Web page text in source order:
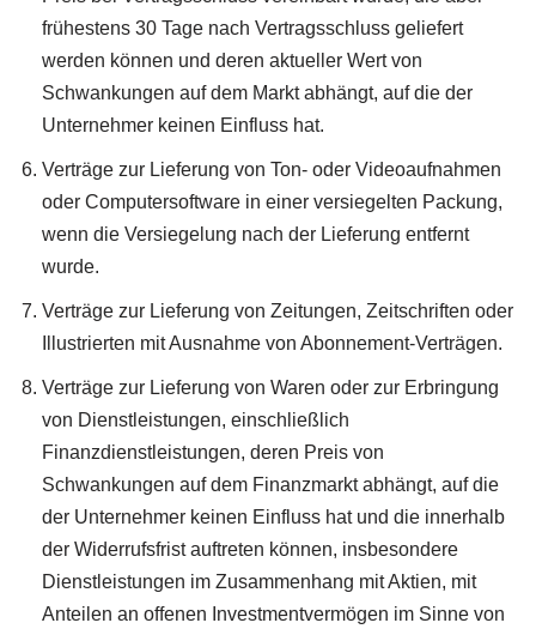
frühestens 30 Tage nach Vertragsschluss geliefert
werden können und deren aktueller Wert von
Schwankungen auf dem Markt abhängt, auf die der
Unternehmer keinen Einfluss hat.
Verträge zur Lieferung von Ton- oder Videoaufnahmen
oder Computersoftware in einer versiegelten Packung,
wenn die Versiegelung nach der Lieferung entfernt
wurde.
Verträge zur Lieferung von Zeitungen, Zeitschriften oder
Illustrierten mit Ausnahme von Abonnement-Verträgen.
Verträge zur Lieferung von Waren oder zur Erbringung
von Dienstleistungen, einschließlich
Finanzdienstleistungen, deren Preis von
Schwankungen auf dem Finanzmarkt abhängt, auf die
der Unternehmer keinen Einfluss hat und die innerhalb
der Widerrufsfrist auftreten können, insbesondere
Dienstleistungen im Zusammenhang mit Aktien, mit
Anteilen an offenen Investmentvermögen im Sinne von